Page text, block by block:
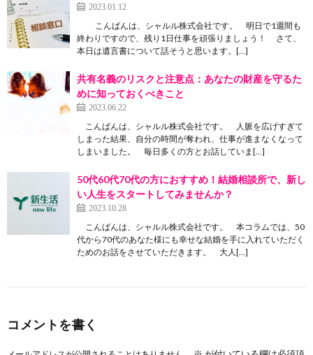
2023.01.12
こんばんは、シャルル株式会社です。 明日で1週間も
終わりですので、残り1日仕事を頑張りましょう！ さて、
本日は遺言書について話そうと思います。[…]
共有名義のリスクと注意点：あなたの財産を守るた
めに知っておくべきこと
2023.06.22
こんばんは、シャルル株式会社です。 人脈を広げすぎて
しまった結果、自分の時間が奪われ、仕事が進まなくなって
しまいました。 毎日多くの方とお話していま[…]
50代60代70代の方におすすめ！結婚相談所で、新し
い人生をスタートしてみませんか？
2023.10.28
こんばんは、シャルル株式会社です。 本コラムでは、50
代から70代のあなた様にも幸せな結婚を手に入れていただく
ためのお話をさせていただきます。 大人[…]
コメントを書く